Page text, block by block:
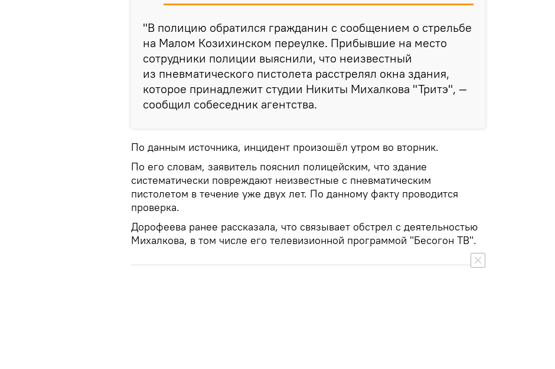
"В полицию обратился гражданин с сообщением о стрельбе
на Малом Козихинском переулке. Прибывшие на место
сотрудники полиции выяснили, что неизвестный
из пневматического пистолета расстрелял окна здания,
которое принадлежит студии Никиты Михалкова "Тритэ", —
сообщил собеседник агентства.
По данным источника, инцидент произошёл утром во вторник.
По его словам, заявитель пояснил полицейским, что здание
систематически повреждают неизвестные с пневматическим
пистолетом в течение уже двух лет. По данному факту проводится
проверка.
Дорофеева ранее рассказала, что связывает обстрел с деятельностью
Михалкова, в том числе его телевизионной программой "Бесогон ТВ".